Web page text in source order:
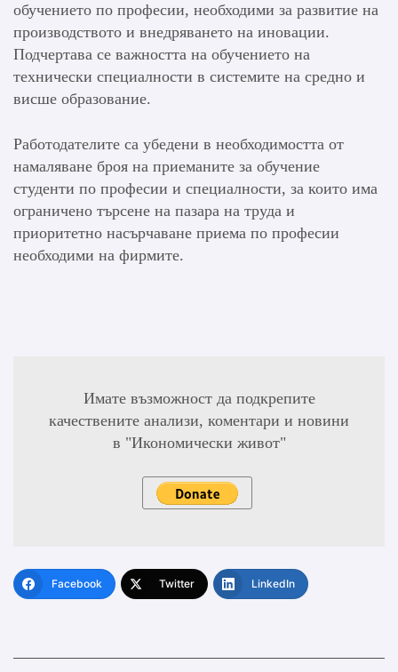
обучението по професии, необходими за развитие на
производството и внедряването на иновации.
Подчертава се важността на обучението на
технически специалности в системите на средно и
висше образование.
Работодателите са убедени в необходимостта от
намаляване броя на приеманите за обучение
студенти по професии и специалности, за които има
ограничено търсене на пазара на труда и
приоритетно насърчаване приема по професии
необходими на фирмите.
Имате възможност да подкрепите
качествените анализи, коментари и новини
в "Икономически живот"
Facebook Twitter LinkedIn